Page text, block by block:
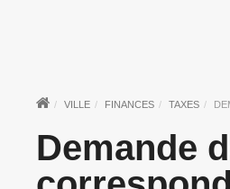
VILLE FINANCES TAXES
Demande